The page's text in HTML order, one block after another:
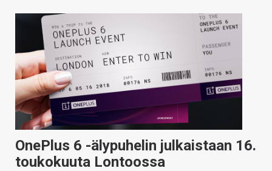
OnePlus 6 -älypuhelin julkaistaan 16.
toukokuuta Lontoossa